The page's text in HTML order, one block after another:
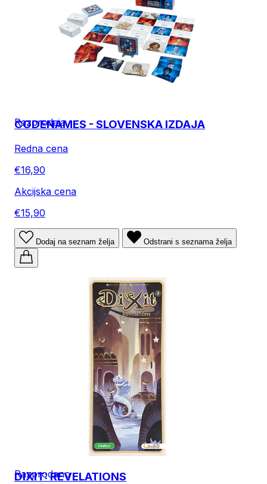
Razprodaja
CODENAMES - SLOVENSKA IZDAJA
Redna cena
€16,90
Akcijska cena
€15,90
Dodaj na seznam želja Odstrani s seznama želja
Razprodano
DIXIT: REVELATIONS